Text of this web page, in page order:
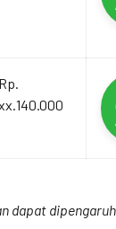
Rp.
dapat